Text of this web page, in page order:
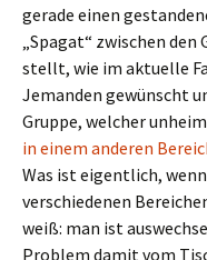
gerade einen
„Spagat“ zwischen
stellt, wie im aktuelle
Jemanden gewünscht
Gruppe, welcher
in einem anderen
Was ist eigentlich,
verschiedenen
weiß: man ist
Problem damit vom